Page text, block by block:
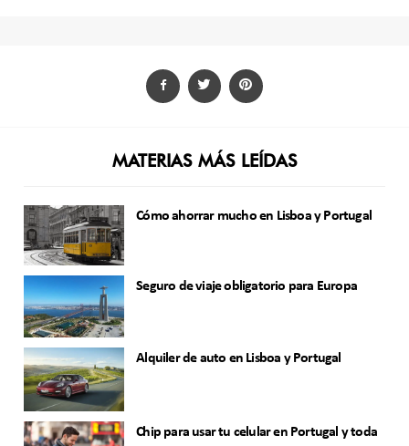
MATERIAS MÁS LEÍDAS
Cómo ahorrar mucho en Lisboa y Portugal
Seguro de viaje obligatorio para Europa
Alquiler de auto en Lisboa y Portugal
Chip para usar tu celular en Portugal y toda